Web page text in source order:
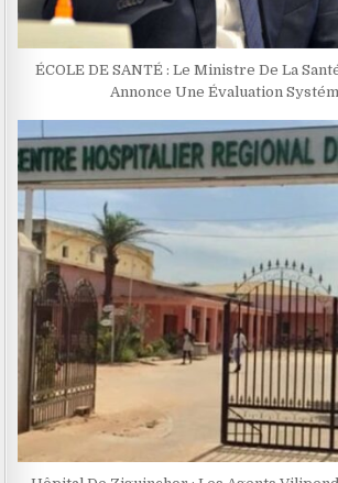
ÉCOLE DE SANTÉ : Le Ministre De La
Annonce Une Évaluation